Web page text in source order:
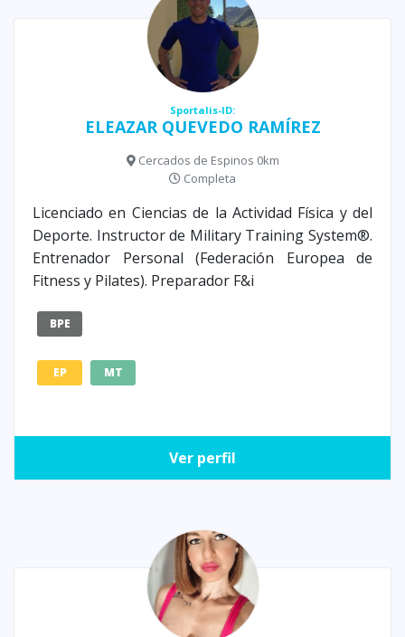
Sportalis-ID:
ELEAZAR QUEVEDO RAMÍREZ
Cercados de Espinos 0km
Completa
Licenciado en Ciencias de la Actividad Física y del
Deporte. Instructor de Military Training System®.
Entrenador Personal (Federación Europea de
Fitness y Pilates). Preparador F&i
BPE
EP MT
Ver perfil